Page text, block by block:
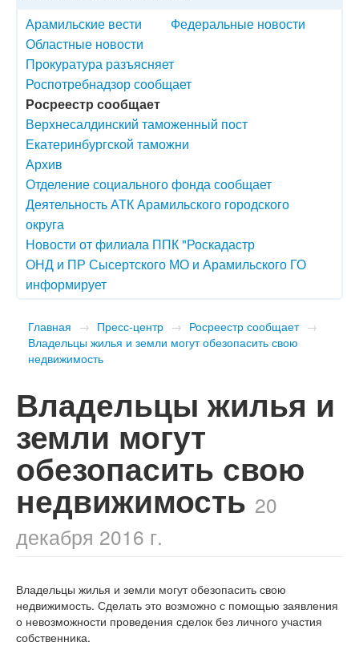
Арамильские вести
Федеральные новости
Областные новости
Прокуратура разъясняет
Роспотребнадзор сообщает
Росреестр сообщает
Верхнесалдинский таможенный пост
Екатеринбургской таможни
Архив
Отделение социального фонда сообщает
Деятельность АТК Арамильского городского
округа
Новости от филиала ППК "Роскадастр
ОНД и ПР Сысертского МО и Арамильского ГО
информирует
Главная → Пресс-центр → Росреестр сообщает →
Владельцы жилья и земли могут обезопасить свою
недвижимость
Владельцы жилья и
земли могут
обезопасить свою
недвижимость 20
декабря 2016 г.
Владельцы жилья и земли могут обезопасить свою
недвижимость. Сделать это возможно с помощью заявления
о невозможности проведения сделок без личного участия
собственника.